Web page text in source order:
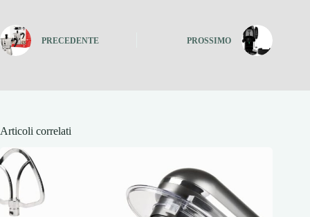
PRECEDENTE PROSSIMO
Articoli correlati